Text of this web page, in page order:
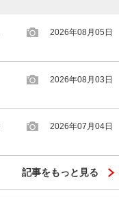
2026年08月05日
2026年08月03日
2026年07月04日
記事をもっと見る